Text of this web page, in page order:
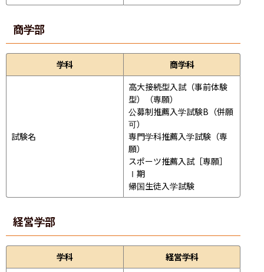
商学部
学科 商学科
試験名
高大接続型入試（事前体験
型）（専願）
公募制推薦入学試験B（併願
可）
専門学科推薦入学試験（専
願）
スポーツ推薦入試［専願］
Ⅰ期
帰国生徒入学試験
経営学部
学科 経営学科